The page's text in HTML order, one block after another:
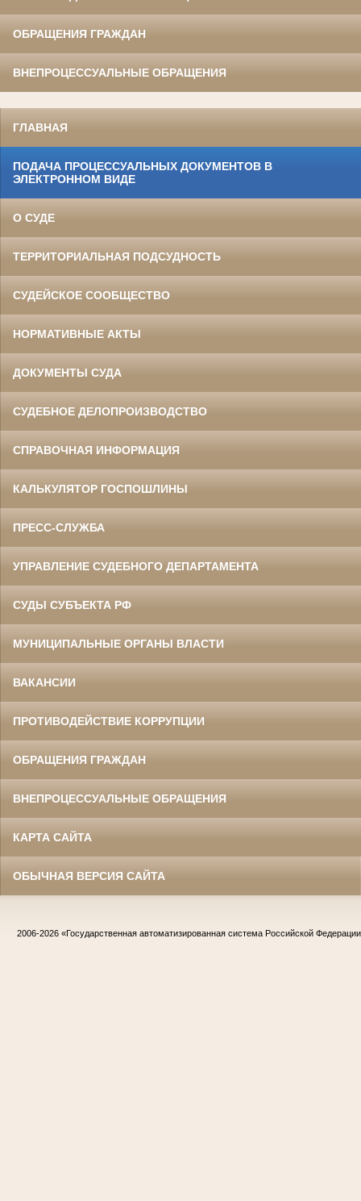
ОБРАЩЕНИЯ ГРАЖДАН
ВНЕПРОЦЕССУАЛЬНЫЕ ОБРАЩЕНИЯ
ГЛАВНАЯ
ПОДАЧА ПРОЦЕССУАЛЬНЫХ ДОКУМЕНТОВ В
ЭЛЕКТРОННОМ ВИДЕ
О СУДЕ
ТЕРРИТОРИАЛЬНАЯ ПОДСУДНОСТЬ
СУДЕЙСКОЕ СООБЩЕСТВО
НОРМАТИВНЫЕ АКТЫ
ДОКУМЕНТЫ СУДА
СУДЕБНОЕ ДЕЛОПРОИЗВОДСТВО
СПРАВОЧНАЯ ИНФОРМАЦИЯ
КАЛЬКУЛЯТОР ГОСПОШЛИНЫ
ПРЕСС-СЛУЖБА
УПРАВЛЕНИЕ СУДЕБНОГО ДЕПАРТАМЕНТА
СУДЫ СУБЪЕКТА РФ
МУНИЦИПАЛЬНЫЕ ОРГАНЫ ВЛАСТИ
ВАКАНСИИ
ПРОТИВОДЕЙСТВИЕ КОРРУПЦИИ
ОБРАЩЕНИЯ ГРАЖДАН
ВНЕПРОЦЕССУАЛЬНЫЕ ОБРАЩЕНИЯ
КАРТА САЙТА
ОБЫЧНАЯ ВЕРСИЯ САЙТА
2006-2026 «Государственная автоматизированная система Российской